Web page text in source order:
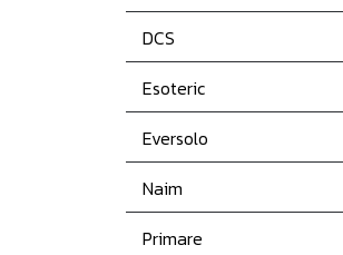
DCS
Esoteric
Eversolo
Naim
Primare